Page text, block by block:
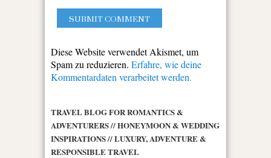
Diese Website verwendet Akismet, um
Spam zu reduzieren. Erfahre, wie deine
Kommentardaten verarbeitet werden.
TRAVEL BLOG FOR ROMANTICS &
ADVENTURERS // HONEYMOON & WEDDING
INSPIRATIONS // LUXURY, ADVENTURE &
RESPONSIBLE TRAVEL